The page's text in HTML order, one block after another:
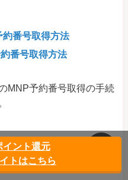
約番号取得方法
番号取得方法
MNP予約番号取得の手続
は電話一本で手
イント還元
トはこちら